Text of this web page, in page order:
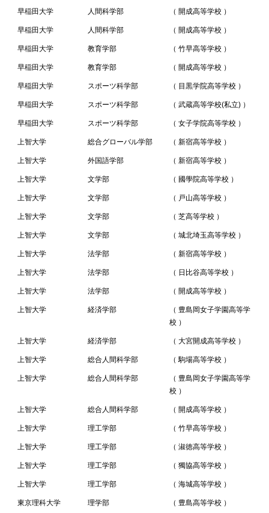
早稲田大学 人間科学部 （ 開成高等学校 ）
早稲田大学 人間科学部 （ 開成高等学校 ）
早稲田大学 教育学部 （ 竹早高等学校 ）
早稲田大学 教育学部 （ 開成高等学校 ）
早稲田大学 スポーツ科学部 （ 目黒学院高等学校 ）
早稲田大学 スポーツ科学部 （ 武蔵高等学校(私立) ）
早稲田大学 スポーツ科学部 （ 女子学院高等学校 ）
上智大学 総合グローバル学部 （ 新宿高等学校 ）
上智大学 外国語学部 （ 新宿高等学校 ）
上智大学 文学部 （ 國學院高等学校 ）
上智大学 文学部 （ 戸山高等学校 ）
上智大学 文学部 （ 芝高等学校 ）
上智大学 文学部 （ 城北埼玉高等学校 ）
上智大学 法学部 （ 新宿高等学校 ）
上智大学 法学部 （ 日比谷高等学校 ）
上智大学 法学部 （ 開成高等学校 ）
上智大学 経済学部
（ 豊島岡女子学園高等学
校 ）
上智大学 経済学部 （ 大宮開成高等学校 ）
上智大学 総合人間科学部 （ 駒場高等学校 ）
上智大学 総合人間科学部
（ 豊島岡女子学園高等学
校 ）
上智大学 総合人間科学部 （ 開成高等学校 ）
上智大学 理工学部 （ 竹早高等学校 ）
上智大学 理工学部 （ 淑徳高等学校 ）
上智大学 理工学部 （ 獨協高等学校 ）
上智大学 理工学部 （ 海城高等学校 ）
東京理科大学 理学部 （ 豊島高等学校 ）